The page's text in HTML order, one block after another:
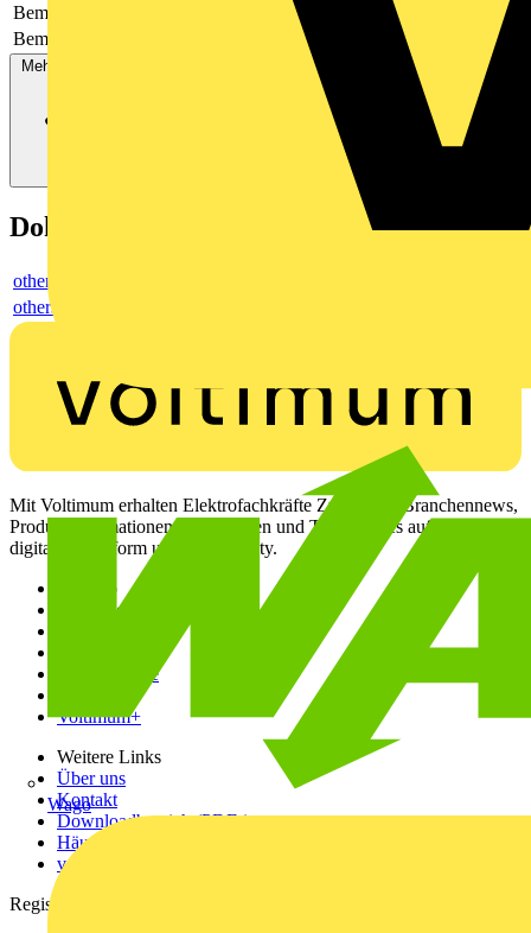
Wago
Bemessungsspannung
Bemessungsstrom In
Mehr anzeigen
Dokumente
others
others
Mit Voltimum erhalten Elektrofachkräfte Zugang zu Branchennews,
Produktinformationen, Schulungen und Tools – alles auf einer
digitalen Plattform und Community.
Sitemap
Startseite
Produktsuche
Voltimum+
Weitere Links
Über uns
Kontakt
Downloadbereich (PDFs)
Häufig gestellte Fragen
voltimum.com
Registrierung